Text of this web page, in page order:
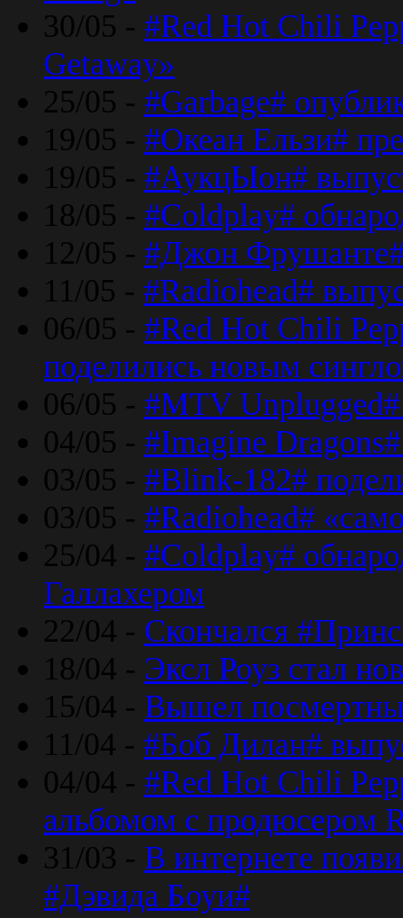
30/05 - #Red Hot Chili
Getaway»
25/05 - #Garbage#
19/05 - #Океан Ельзи#
19/05 - #АукцЫон#
18/05 - #Coldplay#
12/05 - #Джон
11/05 - #Radiohead#
06/05 - #Red Hot Chili
поделились новым
06/05 - #MTV Unplugged#
04/05 - #Imagine
03/05 - #Blink-182#
03/05 - #Radiohead#
25/04 - #Coldplay#
Галлахером
22/04 - Скончался
18/04 - Эксл Роуз стал
15/04 - Вышел
11/04 - #Боб Дилан#
04/04 - #Red Hot Chili
альбомом с продюсером
31/03 - В интернете
#Дэвида Боуи#